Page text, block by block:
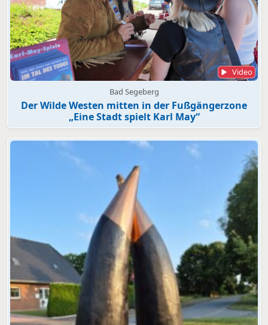
Video
Bad Segeberg
Der Wilde Westen mitten in der Fußgängerzone
„Eine Stadt spielt Karl May“